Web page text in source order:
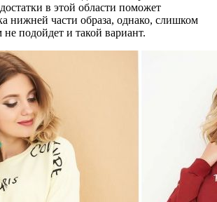
в этой области поможет
нижней части образа, однако, слишком
подойдет и такой вариант.